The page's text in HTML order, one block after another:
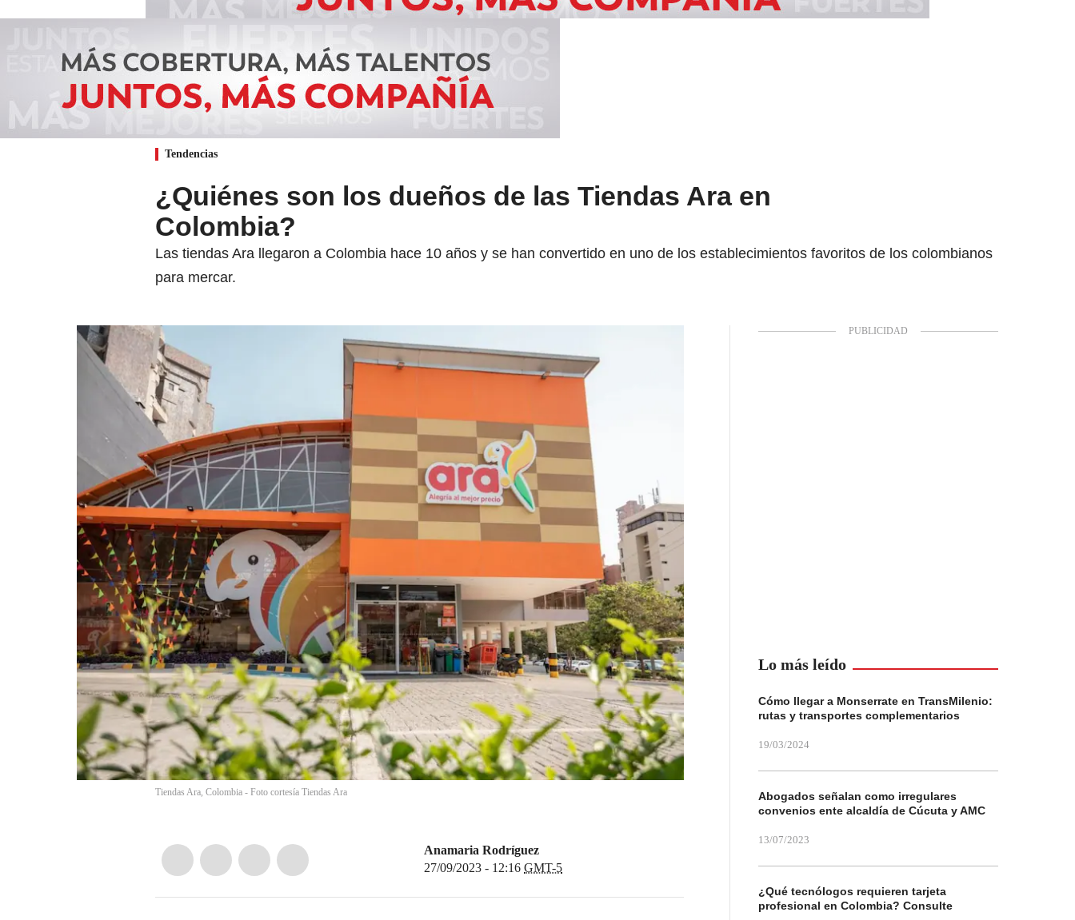
Tendencias
¿Quiénes son los dueños de las Tiendas Ara en
Colombia?
Las tiendas Ara llegaron a Colombia hace 10 años y se han convertido en uno de los establecimientos favoritos de los colombianos
para mercar.
Tiendas Ara, Colombia - Foto cortesía Tiendas Ara
Anamaria Rodríguez
27/09/2023 - 12:16 GMT-5
Lo más leído
Cómo llegar a Monserrate en TransMilenio:
rutas y transportes complementarios
19/03/2024
Abogados señalan como irregulares
convenios ente alcaldía de Cúcuta y AMC
13/07/2023
¿Qué tecnólogos requieren tarjeta
profesional en Colombia? Consulte